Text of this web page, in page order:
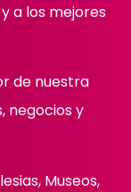
a los mejores
de nuestra
negocios y
Museos,